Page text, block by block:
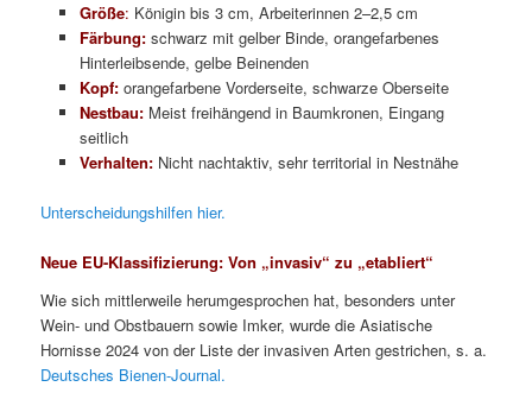
Größe: Königin bis 3 cm, Arbeiterinnen 2–2,5 cm
Färbung:schwarz mit gelber Binde, orangefarbenes
Hinterleibsende, gelbe Beinenden
Kopf:orangefarbene Vorderseite, schwarze Oberseite
Nestbau:Meist freihängend in Baumkronen, Eingang
seitlich
Verhalten:Nicht nachtaktiv, sehr territorial in Nestnähe
Unterscheidungshilfen hier.
Neue EU-Klassifizierung: Von „invasiv“ zu „etabliert“
Wie sich mittlerweile herumgesprochen hat, besonders unter
Wein- und Obstbauern sowie Imker, wurde die Asiatische
Hornisse 2024 von der Liste der invasiven Arten gestrichen, s. a.
Deutsches Bienen-Journal.